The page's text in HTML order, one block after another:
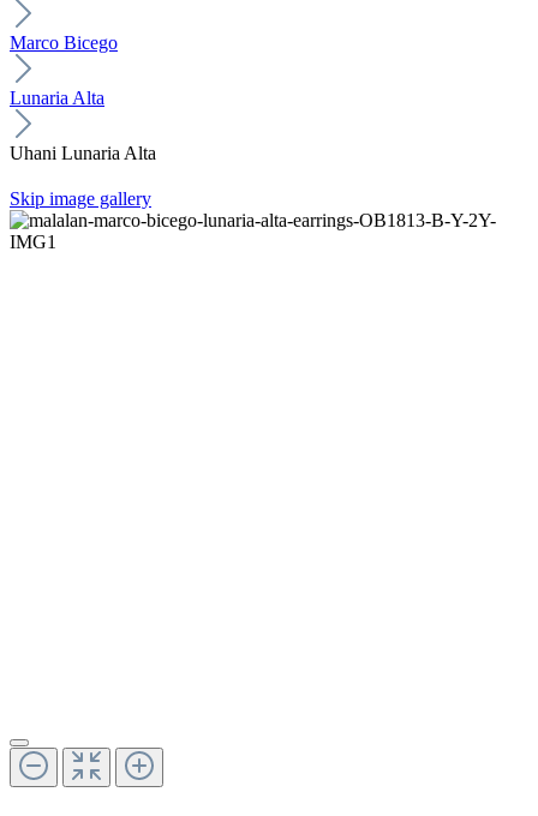
Marco Bicego
Lunaria Alta
Uhani Lunaria Alta
Skip image gallery